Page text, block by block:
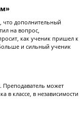
используют
от ученика. Ответ: «не